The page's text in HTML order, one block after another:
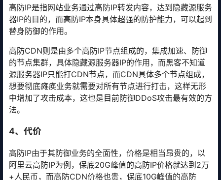
高防IP是指网站业务通过高防IP转发内容，达到隐藏源服务
器IP的目的，而高防IP本身具体超强的防护能力，可以起到
替身防御的作用。
高防CDN则是由多个高防IP节点组成的，集成加速、防御
的节点集群，具体隐藏源服务器IP的作用，而黑客不知道
源服务器IP只能打CDN节点，而CDN具体多个节点组成，
想要彻底瘫痪业务就需要对所有节点进行打击，这样无形
中增加了攻击成本，这也是目前防御DDoS攻击最有效的方
法。
4、代价
高防IP由于其防御业务的全面性，价格是相当昂贵的，以
阿里云高防IP为例，保底20G峰值的高防IP价格就达到2万
+人民币，而高防CDN价格也贵，保底10G峰值的高防